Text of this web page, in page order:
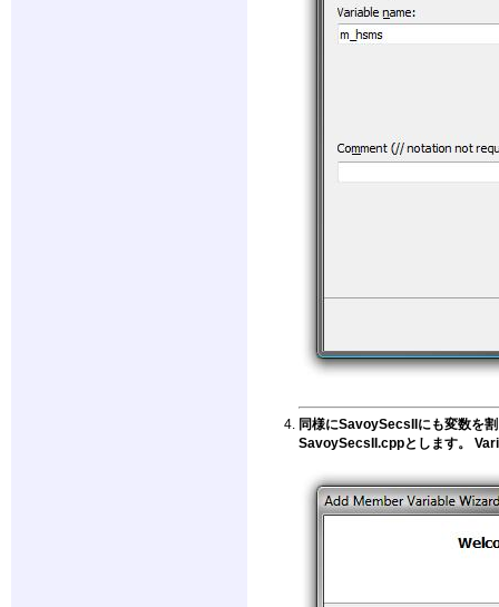
同様にSavoySecsIIにも変数を
SavoySecsII.cppとします。